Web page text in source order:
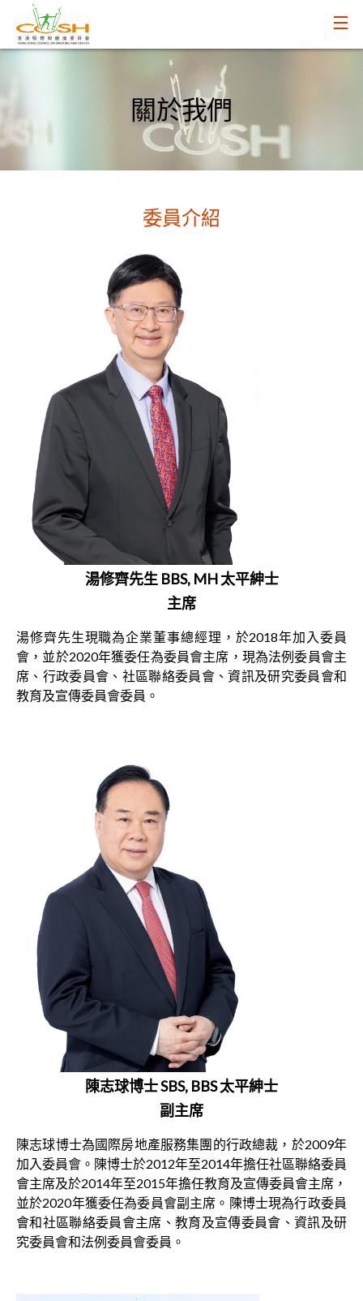
關於我們
委員介紹
湯修齊先生 BBS, MH 太平紳士
主席
湯修齊先生現職為企業董事總經理，於2018年加入委員
會，並於2020年獲委任為委員會主席，現為法例委員會主
席、行政委員會、社區聯絡委員會、資訊及研究委員會和
教育及宣傳委員會委員。
陳志球博士 SBS, BBS 太平紳士
副主席
陳志球博士為國際房地產服務集團的行政總裁，於2009年
加入委員會。陳博士於2012年至2014年擔任社區聯絡委員
會主席及於2014年至2015年擔任教育及宣傳委員會主席，
並於2020年獲委任為委員會副主席。陳博士現為行政委員
會和社區聯絡委員會主席、教育及宣傳委員會、資訊及研
究委員會和法例委員會委員。